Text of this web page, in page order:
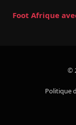
Foot Afrique
©
Politique